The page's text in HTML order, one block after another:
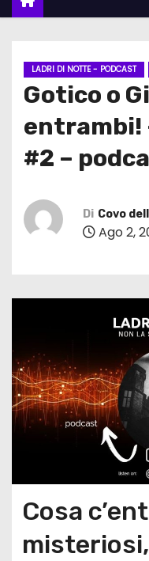
LADRI DI NOTTE - PODCAST
Gotico o
entrambi!
#2 –
Di Covo
Ago 2,
Cosa